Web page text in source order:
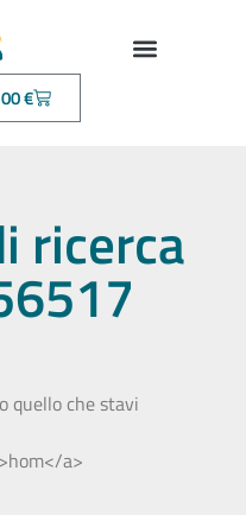
€
ricerca
quello che stavi
a>